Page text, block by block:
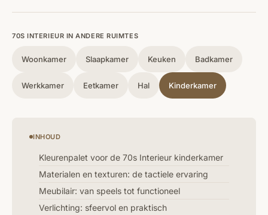
70S INTERIEUR IN ANDERE RUIMTES
Woonkamer Slaapkamer Keuken Badkamer
Werkkamer Eetkamer Hal Kinderkamer
INHOUD
Kleurenpalet voor de 70s Interieur kinderkamer
Materialen en texturen: de tactiele ervaring
Meubilair: van speels tot functioneel
Verlichting: sfeervol en praktisch